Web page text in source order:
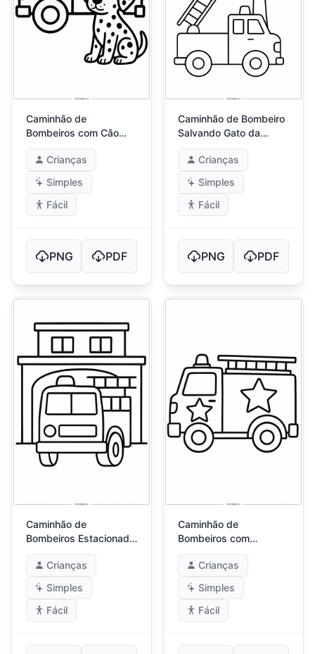
Caminhão de
Bombeiros com Cão
Dálmata
Crianças
Simples
Fácil
PNG PDF
Caminhão de Bombeiro
Salvando Gato da
Árvore
Crianças
Simples
Fácil
PNG PDF
Caminhão de
Bombeiros Estacionado
em Frente à Estação
Crianças
Simples
Fácil
Caminhão de
Bombeiros com
Adesivos de Estrela
Crianças
Simples
Fácil